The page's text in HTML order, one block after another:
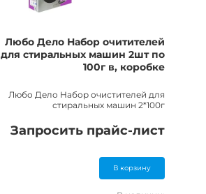
Любо Дело Набор очитителей
для стиральных машин 2шт по
100г в, коробке
Любо Дело Набор очистителей для
стиральных машин 2*100г
Запросить прайс-лист
В корзину